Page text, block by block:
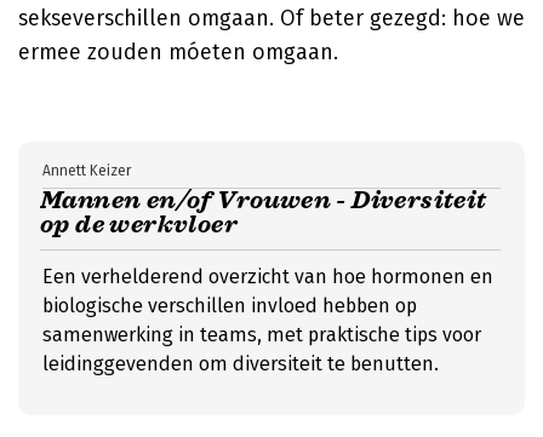
sekseverschillen omgaan. Of beter gezegd: hoe we
ermee zouden móeten omgaan.
Mannen en/of Vrouwen - Diversiteit
op de werkvloer
Annett Keizer
Een verhelderend overzicht van hoe hormonen en
biologische verschillen invloed hebben op
samenwerking in teams, met praktische tips voor
leidinggevenden om diversiteit te benutten.